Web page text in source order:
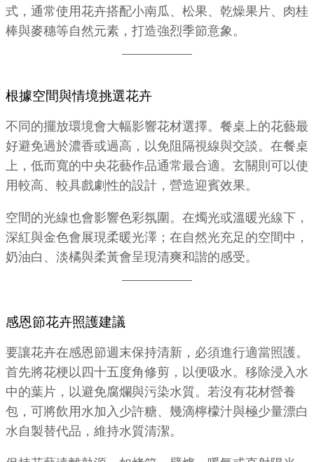
式，通常使用花卉搭配小南瓜、松果、乾燥果片、肉桂
棒與麥穗等自然元素，打造強烈季節意象。
根據空間與情境挑選花卉
不同的擺放環境會大幅影響花材選擇。餐桌上的花藝最
好避免過於濃香或過高，以免阻隔視線與交談。在餐桌
上，低而寬的中央花藝作品通常最合適。玄關則可以使
用較高、較具戲劇性的設計，營造迎賓效果。
空間的光線也會影響色彩氛圍。在燭光或溫暖光線下，
深紅與金色會展現柔暖光澤；在自然光充足的空間中，
奶油白、淡橘與柔黃會呈現清爽和諧的感受。
感恩節花卉照護建議
要讓花卉在感恩節週末保持清新，必須進行適當照護。
首先將花梗以四十五度角修剪，以便吸水。移除浸入水
中的葉片，以避免腐爛與污染水質。若沒有花材營養
包，可將飲用水加入少許糖、幾滴檸檬汁與極少量漂白
水自製替代品，維持水質清潔。